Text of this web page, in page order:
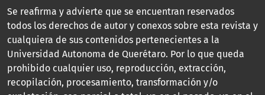
Se reafirma y advierte que se encuentran reservados
todos los derechos de autor y conexos sobre esta revista y
cualquiera de sus contenidos pertenecientes a la
Universidad Autonoma de Querétaro. Por lo que queda
prohibido cualquier uso, reproducción, extracción,
recopilación, procesamiento, transformación y/o